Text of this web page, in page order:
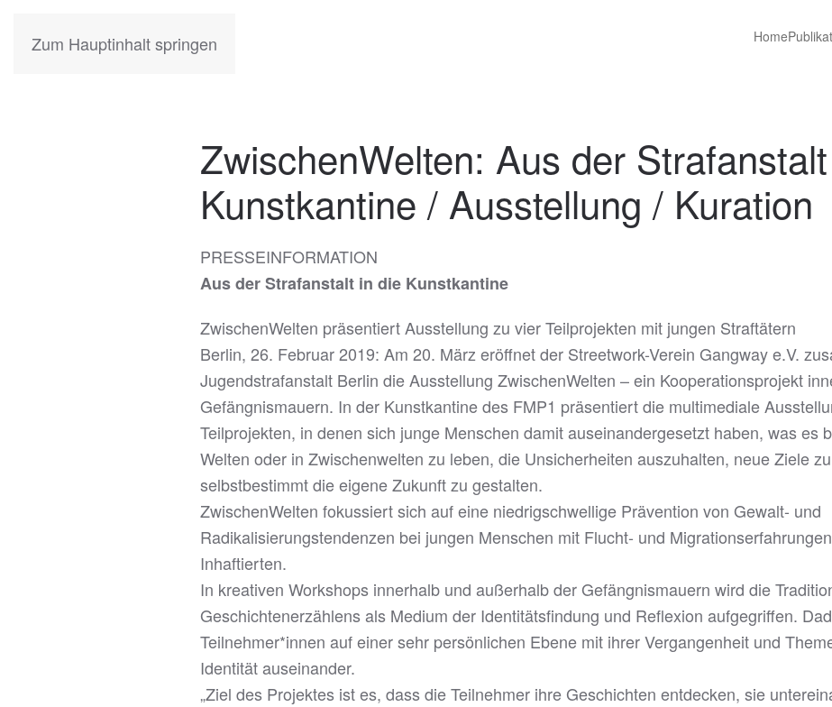
Zum Hauptinhalt springen
KATIAHERMANN Home
ZwischenWelten: Aus der
Kunstkantine / Ausstellung / Kuration
PRESSEINFORMATION
Aus der Strafanstalt in die Kunstkantine
ZwischenWelten präsentiert Ausstellung zu vier Teilprojekten mit jungen Straftätern
Berlin, 26. Februar 2019: Am 20. März eröffnet der Streetwork-Verein Gangway e.V.
Jugendstrafanstalt Berlin die Ausstellung ZwischenWelten – ein Kooperationsprojekt
Gefängnismauern. In der Kunstkantine des FMP1 präsentiert die multimediale
Teilprojekten, in denen sich junge Menschen damit auseinandergesetzt haben, was es
Welten oder in Zwischenwelten zu leben, die Unsicherheiten auszuhalten, neue Ziele
selbstbestimmt die eigene Zukunft zu gestalten.
ZwischenWelten fokussiert sich auf eine niedrigschwellige Prävention von Gewalt- und
Radikalisierungstendenzen bei jungen Menschen mit Flucht- und
Inhaftierten.
In kreativen Workshops innerhalb und außerhalb der Gefängnismauern wird die
Geschichtenerzählens als Medium der Identitätsfindung und Reflexion aufgegriffen.
Teilnehmer*innen auf einer sehr persönlichen Ebene mit ihrer Vergangenheit und
Identität auseinander.
„Ziel des Projektes ist es, dass die Teilnehmer ihre Geschichten entdecken, sie